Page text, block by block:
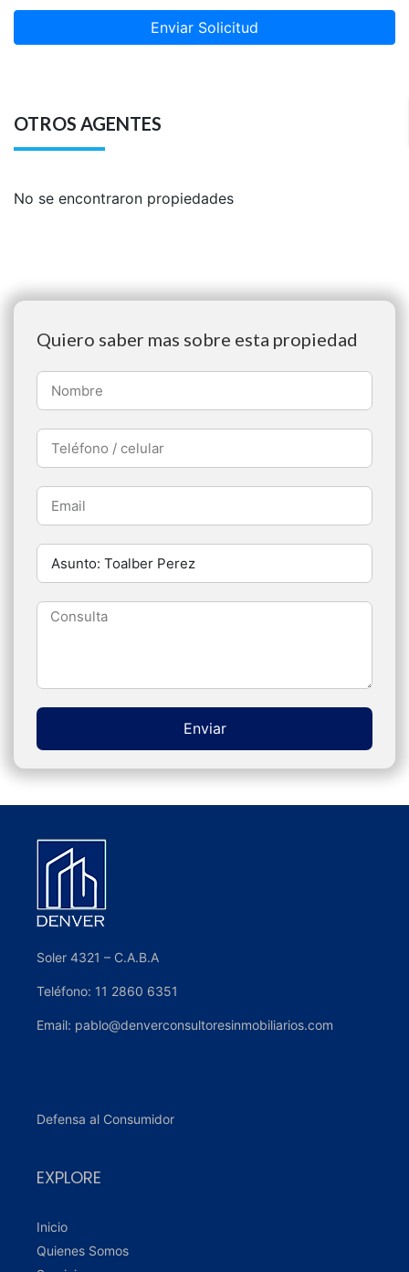
Enviar Solicitud
OTROS AGENTES
No se encontraron propiedades
Quiero saber mas sobre esta propiedad
Enviar
Soler 4321 – C.A.B.A
Teléfono: 11 2860 6351
Email: pablo@denverconsultoresinmobiliarios.com
Defensa al Consumidor
EXPLORE
Inicio
Quienes Somos